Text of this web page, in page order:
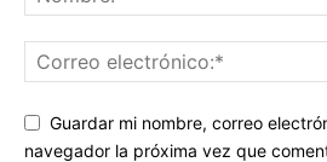
Guardar mi nombre, correo
navegador la próxima vez que